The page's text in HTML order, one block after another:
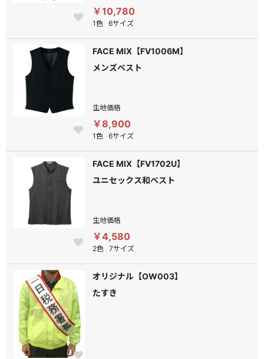
￥10,780
1色 6サイズ
FACE MIX【FV1006M】
メンズベスト
生地価格
￥8,900
1色 6サイズ
FACE MIX【FV1702U】
ユニセックス和ベスト
生地価格
￥4,580
2色 7サイズ
オリジナル【OW003】
たすき